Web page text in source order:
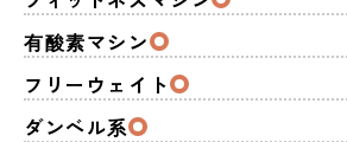
有酸素マシン
フリーウェイト
ダンベル系